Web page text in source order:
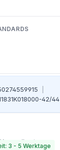
42/44
3 - 5 Werktage